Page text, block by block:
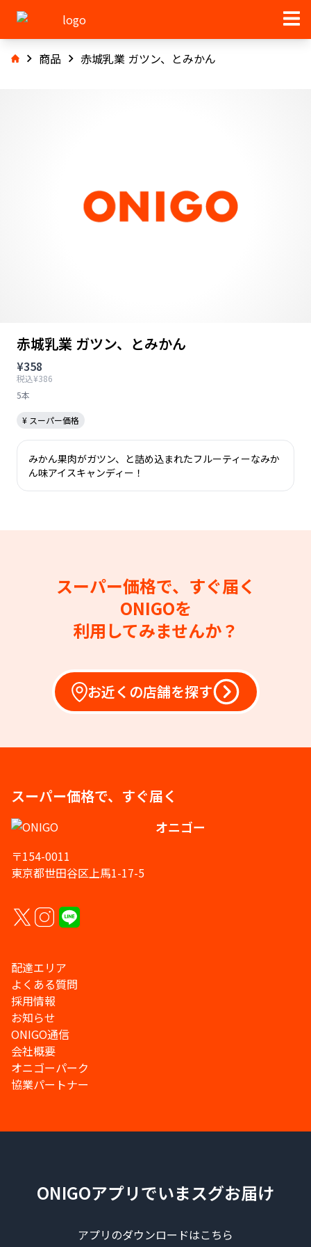
商品 赤城乳業 ガツン、とみかん
赤城乳業 ガツン、とみかん
¥358
税込¥386
5本
¥ スーパー価格
みかん果肉がガツン、と詰め込まれたフルーティーなみか
ん味アイスキャンディー！
スーパー価格で、すぐ届く
ONIGOを
利用してみませんか？
お近くの店舗を探す
スーパー価格で、すぐ届く
オニゴー
〒154-0011
東京都世田谷区上馬1-17-5
配達エリア
よくある質問
採用情報
お知らせ
ONIGO通信
会社概要
オニゴーパーク
協業パートナー
ONIGOアプリでいまスグお届け
アプリのダウンロードはこちら